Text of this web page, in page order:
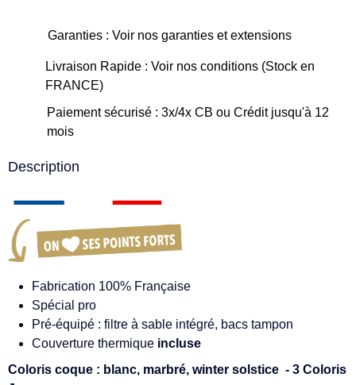
Garanties : Voir nos garanties et extensions
Livraison Rapide : Voir nos conditions (Stock en
FRANCE)
Paiement sécurisé : 3x/4x CB ou Crédit jusqu'à 12
mois
Description
Fabrication 100% Française
Spécial pro
Pré-équipé : filtre à sable intégré, bacs tampon
Couverture thermique incluse
Coloris coque : blanc, marbré, winter solstice - 3 Coloris